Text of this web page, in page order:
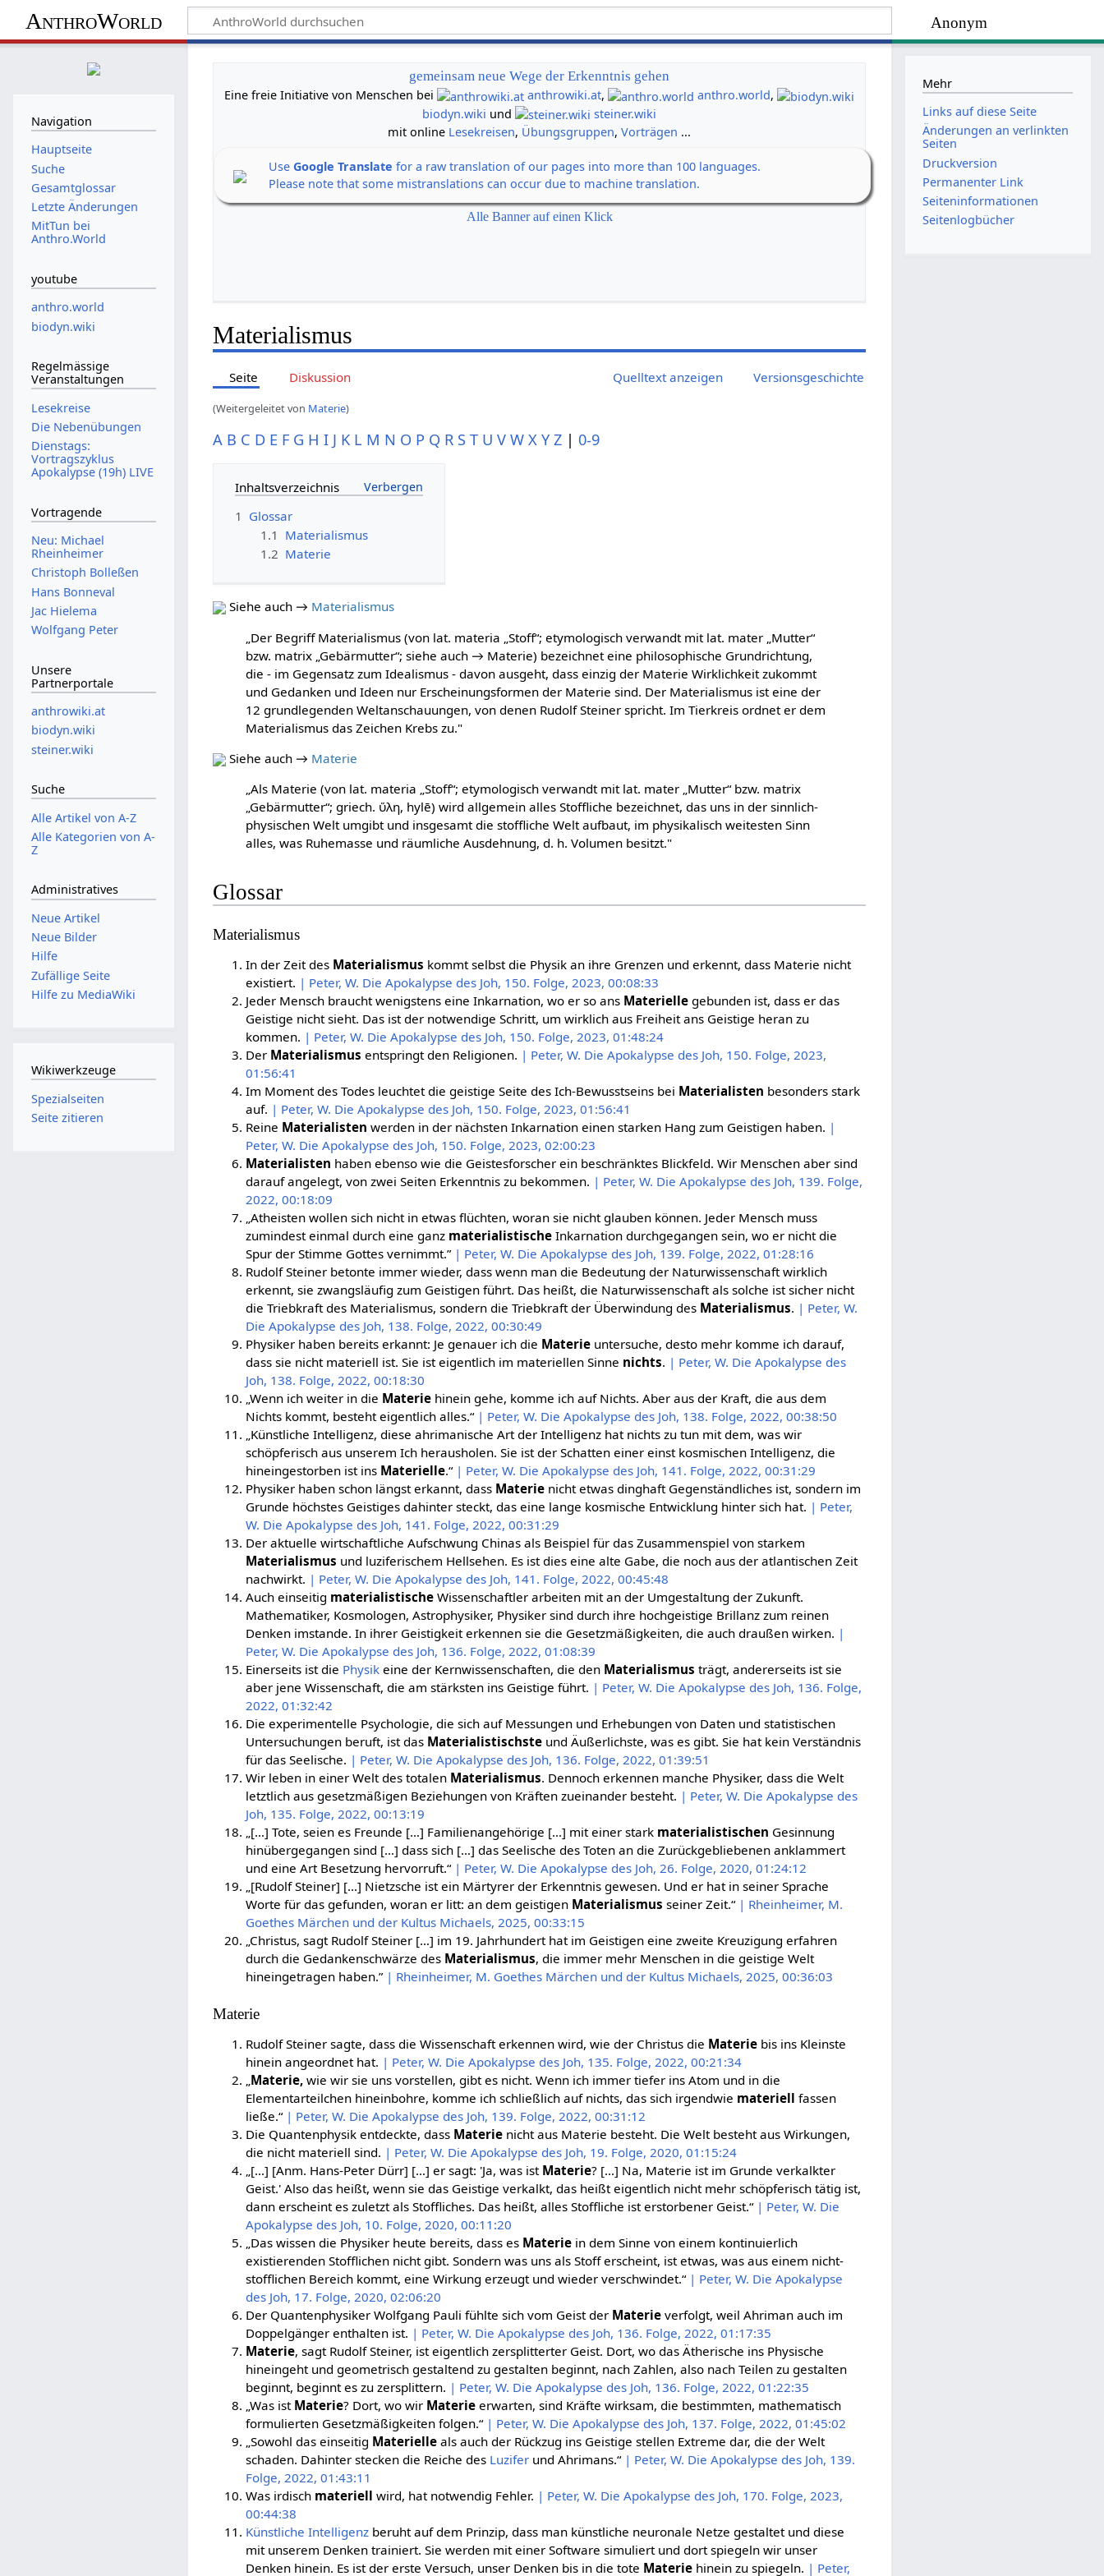
Anonym
AnthroWorld
gemeinsam neue Wege der Erkenntnis gehen
Eine freie Initiative von Menschen bei
anthrowiki.at, anthro.world,
biodyn.wiki und
steiner.wiki
mit online Lesekreisen, Übungsgruppen,Vorträgen ...
UseGoogle Translate for a raw translation of our pages into more than 100 languages.
Please note that some mistranslations can occur due to machine translation.
Alle Banner auf einen Klick
Materialismus
Seite Diskussion Quelltext anzeigen Versionsgeschichte
(Weitergeleitet von Materie)
A B C D E F G H I J K L M N O P Q R S T U V W X Y Z | 0-9
Inhaltsverzeichnis
1 Glossar
1.1 Materialismus
1.2 Materie
Siehe auch → Materialismus
„Der Begriff Materialismus (von lat. materia „Stoff“; etymologisch verwandt mit lat. mater „Mutter“
bzw. matrix „Gebärmutter“; siehe auch → Materie) bezeichnet eine philosophische Grundrichtung,
die - im Gegensatz zum Idealismus - davon ausgeht, dass einzig der Materie Wirklichkeit zukommt
und Gedanken und Ideen nur Erscheinungsformen der Materie sind. Der Materialismus ist eine der
12 grundlegenden Weltanschauungen, von denen Rudolf Steiner spricht. Im Tierkreis ordnet er dem
Materialismus das Zeichen Krebs zu."
Siehe auch → Materie
„Als Materie (von lat. materia „Stoff“; etymologisch verwandt mit lat. mater „Mutter“ bzw. matrix
„Gebärmutter“; griech. ὕλη, hylē) wird allgemein alles Stoffliche bezeichnet, das uns in der sinnlich-
physischen Welt umgibt und insgesamt die stoffliche Welt aufbaut, im physikalisch weitesten Sinn
alles, was Ruhemasse und räumliche Ausdehnung, d. h. Volumen besitzt."
Glossar
Materialismus
In der Zeit des Materialismus kommt selbst die Physik an ihre Grenzen und erkennt, dass Materie nicht
existiert. | Peter, W. Die Apokalypse des Joh, 150. Folge, 2023, 00:08:33
Jeder Mensch braucht wenigstens eine Inkarnation, wo er so ans Materielle gebunden ist, dass er das
Geistige nicht sieht. Das ist der notwendige Schritt, um wirklich aus Freiheit ans Geistige heran zu
kommen. | Peter, W. Die Apokalypse des Joh, 150. Folge, 2023, 01:48:24
Der Materialismus entspringt den Religionen. | Peter, W. Die Apokalypse des Joh, 150. Folge, 2023,
01:56:41
Im Moment des Todes leuchtet die geistige Seite des Ich-Bewusstseins bei Materialisten besonders stark
auf. | Peter, W. Die Apokalypse des Joh, 150. Folge, 2023, 01:56:41
Reine Materialisten werden in der nächsten Inkarnation einen starken Hang zum Geistigen haben. |
Peter, W. Die Apokalypse des Joh, 150. Folge, 2023, 02:00:23
Materialisten haben ebenso wie die Geistesforscher ein beschränktes Blickfeld. Wir Menschen aber sind
darauf angelegt, von zwei Seiten Erkenntnis zu bekommen. | Peter, W. Die Apokalypse des Joh, 139. Folge,
2022, 00:18:09
„Atheisten wollen sich nicht in etwas flüchten, woran sie nicht glauben können. Jeder Mensch muss
zumindest einmal durch eine ganz materialistische Inkarnation durchgegangen sein, wo er nicht die
Spur der Stimme Gottes vernimmt.” | Peter, W. Die Apokalypse des Joh, 139. Folge, 2022, 01:28:16
Rudolf Steiner betonte immer wieder, dass wenn man die Bedeutung der Naturwissenschaft wirklich
erkennt, sie zwangsläufig zum Geistigen führt. Das heißt, die Naturwissenschaft als solche ist sicher nicht
die Triebkraft des Materialismus, sondern die Triebkraft der Überwindung des Materialismus. | Peter, W.
Die Apokalypse des Joh, 138. Folge, 2022, 00:30:49
Physiker haben bereits erkannt: Je genauer ich die Materie untersuche, desto mehr komme ich darauf,
dass sie nicht materiell ist. Sie ist eigentlich im materiellen Sinne nichts. | Peter, W. Die Apokalypse des
Joh, 138. Folge, 2022, 00:18:30
„Wenn ich weiter in die Materie hinein gehe, komme ich auf Nichts. Aber aus der Kraft, die aus dem
Nichts kommt, besteht eigentlich alles.“ | Peter, W. Die Apokalypse des Joh, 138. Folge, 2022, 00:38:50
„Künstliche Intelligenz, diese ahrimanische Art der Intelligenz hat nichts zu tun mit dem, was wir
schöpferisch aus unserem Ich herausholen. Sie ist der Schatten einer einst kosmischen Intelligenz, die
hineingestorben ist ins Materielle.“ | Peter, W. Die Apokalypse des Joh, 141. Folge, 2022, 00:31:29
Physiker haben schon längst erkannt, dass Materie nicht etwas dinghaft Gegenständliches ist, sondern im
Grunde höchstes Geistiges dahinter steckt, das eine lange kosmische Entwicklung hinter sich hat. | Peter,
W. Die Apokalypse des Joh, 141. Folge, 2022, 00:31:29
Der aktuelle wirtschaftliche Aufschwung Chinas als Beispiel für das Zusammenspiel von starkem
Materialismus und luziferischem Hellsehen. Es ist dies eine alte Gabe, die noch aus der atlantischen Zeit
nachwirkt. | Peter, W. Die Apokalypse des Joh, 141. Folge, 2022, 00:45:48
Auch einseitig materialistische Wissenschaftler arbeiten mit an der Umgestaltung der Zukunft.
Mathematiker, Kosmologen, Astrophysiker, Physiker sind durch ihre hochgeistige Brillanz zum reinen
Denken imstande. In ihrer Geistigkeit erkennen sie die Gesetzmäßigkeiten, die auch draußen wirken. |
Peter, W. Die Apokalypse des Joh, 136. Folge, 2022, 01:08:39
Einerseits ist die Physik eine der Kernwissenschaften, die den Materialismus trägt, andererseits ist sie
aber jene Wissenschaft, die am stärksten ins Geistige führt. | Peter, W. Die Apokalypse des Joh, 136. Folge,
2022, 01:32:42
Die experimentelle Psychologie, die sich auf Messungen und Erhebungen von Daten und statistischen
Untersuchungen beruft, ist das Materialistischste und Äußerlichste, was es gibt. Sie hat kein Verständnis
für das Seelische. | Peter, W. Die Apokalypse des Joh, 136. Folge, 2022, 01:39:51
Wir leben in einer Welt des totalen Materialismus. Dennoch erkennen manche Physiker, dass die Welt
letztlich aus gesetzmäßigen Beziehungen von Kräften zueinander besteht. | Peter, W. Die Apokalypse des
Joh, 135. Folge, 2022, 00:13:19
„[…] Tote, seien es Freunde […] Familienangehörige […] mit einer stark materialistischen Gesinnung
hinübergegangen sind […] dass sich […] das Seelische des Toten an die Zurückgebliebenen anklammert
und eine Art Besetzung hervorruft.“ | Peter, W. Die Apokalypse des Joh, 26. Folge, 2020, 01:24:12
„[Rudolf Steiner] […] Nietzsche ist ein Märtyrer der Erkenntnis gewesen. Und er hat in seiner Sprache
Worte für das gefunden, woran er litt: an dem geistigen Materialismus seiner Zeit.“ | Rheinheimer, M.
Goethes Märchen und der Kultus Michaels, 2025, 00:33:15
„Christus, sagt Rudolf Steiner […] im 19. Jahrhundert hat im Geistigen eine zweite Kreuzigung erfahren
durch die Gedankenschwärze des Materialismus, die immer mehr Menschen in die geistige Welt
hineingetragen haben.” | Rheinheimer, M. Goethes Märchen und der Kultus Michaels, 2025, 00:36:03
Materie
Rudolf Steiner sagte, dass die Wissenschaft erkennen wird, wie der Christus die Materie bis ins Kleinste
hinein angeordnet hat. | Peter, W. Die Apokalypse des Joh, 135. Folge, 2022, 00:21:34
„Materie, wie wir sie uns vorstellen, gibt es nicht. Wenn ich immer tiefer ins Atom und in die
Elementarteilchen hineinbohre, komme ich schließlich auf nichts, das sich irgendwie materiell fassen
ließe.“ | Peter, W. Die Apokalypse des Joh, 139. Folge, 2022, 00:31:12
Die Quantenphysik entdeckte, dass Materie nicht aus Materie besteht. Die Welt besteht aus Wirkungen,
die nicht materiell sind. | Peter, W. Die Apokalypse des Joh, 19. Folge, 2020, 01:15:24
„[…] [Anm. Hans-Peter Dürr] […] er sagt: 'Ja, was ist Materie? […] Na, Materie ist im Grunde verkalkter
Geist.' Also das heißt, wenn sie das Geistige verkalkt, das heißt eigentlich nicht mehr schöpferisch tätig ist,
dann erscheint es zuletzt als Stoffliches. Das heißt, alles Stoffliche ist erstorbener Geist.“ | Peter, W. Die
Apokalypse des Joh, 10. Folge, 2020, 00:11:20
„Das wissen die Physiker heute bereits, dass es Materie in dem Sinne von einem kontinuierlich
existierenden Stofflichen nicht gibt. Sondern was uns als Stoff erscheint, ist etwas, was aus einem nicht-
stofflichen Bereich kommt, eine Wirkung erzeugt und wieder verschwindet.“ | Peter, W. Die Apokalypse
des Joh, 17. Folge, 2020, 02:06:20
Der Quantenphysiker Wolfgang Pauli fühlte sich vom Geist der Materie verfolgt, weil Ahriman auch im
Doppelgänger enthalten ist. | Peter, W. Die Apokalypse des Joh, 136. Folge, 2022, 01:17:35
Materie, sagt Rudolf Steiner, ist eigentlich zersplitterter Geist. Dort, wo das Ätherische ins Physische
hineingeht und geometrisch gestaltend zu gestalten beginnt, nach Zahlen, also nach Teilen zu gestalten
beginnt, beginnt es zu zersplittern. | Peter, W. Die Apokalypse des Joh, 136. Folge, 2022, 01:22:35
„Was ist Materie? Dort, wo wir Materie erwarten, sind Kräfte wirksam, die bestimmten, mathematisch
formulierten Gesetzmäßigkeiten folgen.“ | Peter, W. Die Apokalypse des Joh, 137. Folge, 2022, 01:45:02
„Sowohl das einseitig Materielle als auch der Rückzug ins Geistige stellen Extreme dar, die der Welt
schaden. Dahinter stecken die Reiche des Luzifer und Ahrimans.“ | Peter, W. Die Apokalypse des Joh, 139.
Folge, 2022, 01:43:11
Was irdisch materiell wird, hat notwendig Fehler. | Peter, W. Die Apokalypse des Joh, 170. Folge, 2023,
00:44:38
Künstliche Intelligenz beruht auf dem Prinzip, dass man künstliche neuronale Netze gestaltet und diese
mit unserem Denken trainiert. Sie werden mit einer Software simuliert und dort spiegeln wir unser
Denken hinein. Es ist der erste Versuch, unser Denken bis in die tote Materie hinein zu spiegeln. | Peter,
Navigation
Hauptseite
Suche
Gesamtglossar
Letzte Änderungen
MitTun bei
Anthro.World
youtube
anthro.world
biodyn.wiki
Regelmässige
Veranstaltungen
Lesekreise
Die Nebenübungen
Dienstags:
Vortragszyklus
Apokalypse (19h) LIVE
Vortragende
Neu: Michael
Rheinheimer
Christoph Bolleßen
Hans Bonneval
Jac Hielema
Wolfgang Peter
Unsere
Partnerportale
anthrowiki.at
biodyn.wiki
steiner.wiki
Suche
Alle Artikel von A-Z
Alle Kategorien von A-
Z
Administratives
Neue Artikel
Neue Bilder
Hilfe
Zufällige Seite
Hilfe zu MediaWiki
Wikiwerkzeuge
Spezialseiten
Seite zitieren
Mehr
Links auf diese Seite
Änderungen an verlinkten
Seiten
Druckversion
Permanenter Link
Seiten­­informationen
Seitenlogbücher